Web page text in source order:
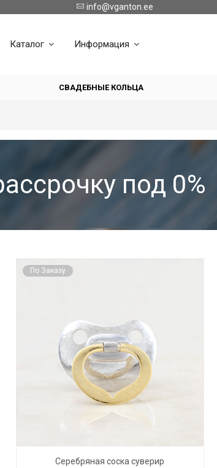
info@vganton.ee
Каталог Информация
СВАДЕБНЫЕ КОЛЬЦА
под 0%
По Заказу
Серебряная соска суверир